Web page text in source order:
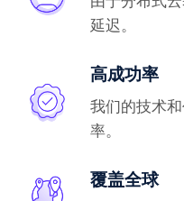
延迟。
高成功率
我们的技术
率。
覆盖全球